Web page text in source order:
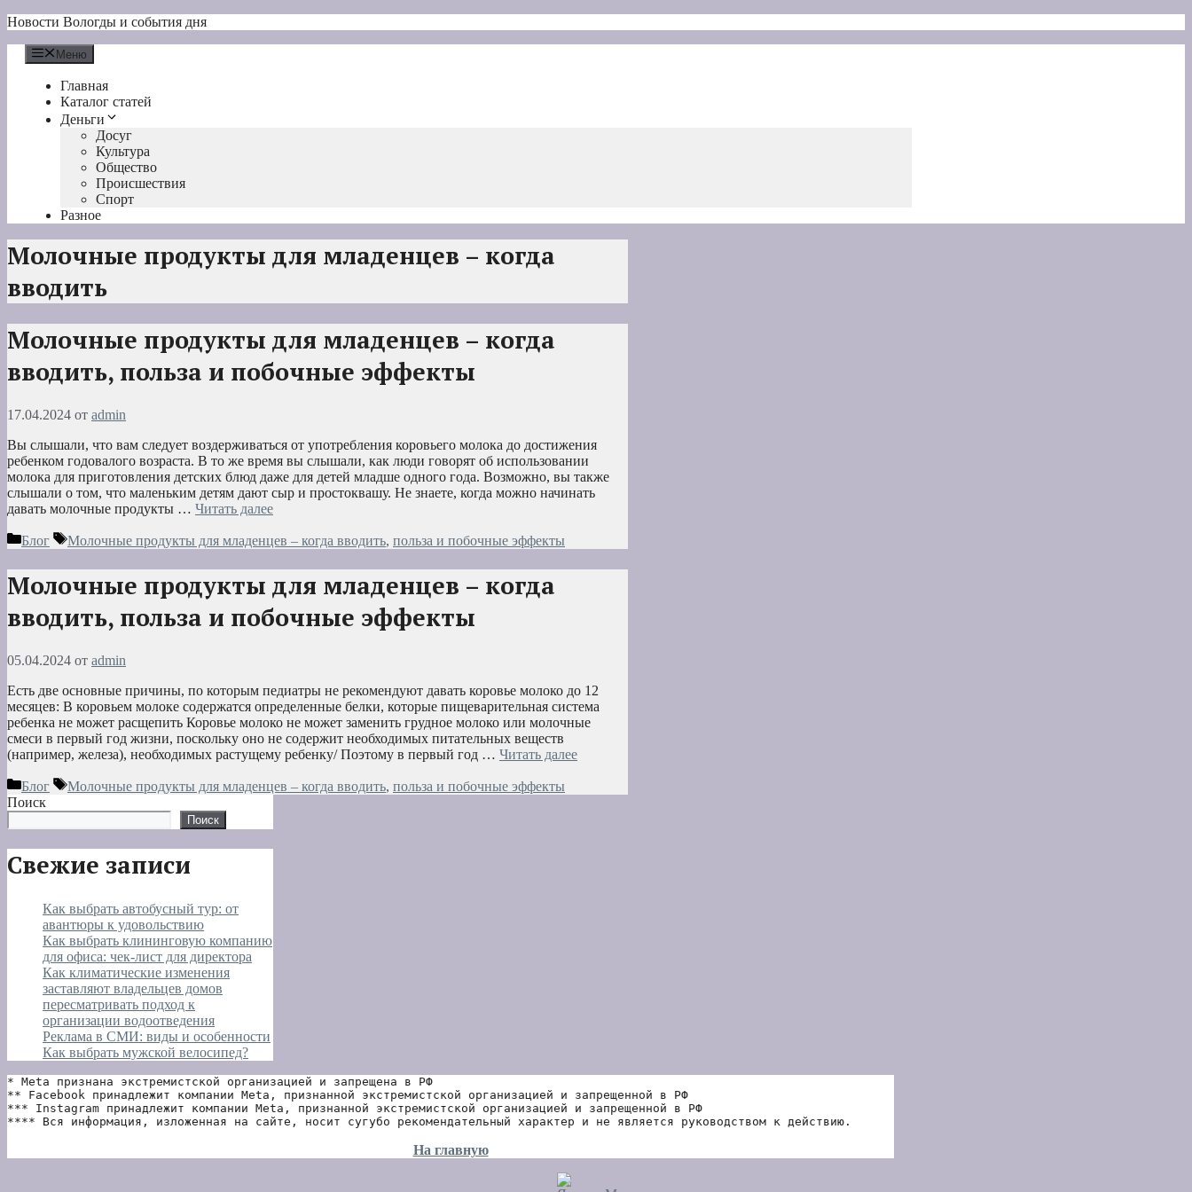
Перейти
содержимому
Новости Вологды и события дня
Меню
Главная
Каталог статей
Деньги
Досуг
Культура
Общество
Происшествия
Спорт
Разное
Молочные продукты для младенцев – когда
вводить
Молочные продукты для младенцев – когда
вводить, польза и побочные эффекты
17.04.2024 от admin
Вы слышали, что вам следует воздерживаться от употребления коровьего молока до достижения
ребенком годовалого возраста. В то же время вы слышали, как люди говорят об использовании
молока для приготовления детских блюд даже для детей младше одного года. Возможно, вы также
слышали о том, что маленьким детям дают сыр и простоквашу. Не знаете, когда можно начинать
давать молочные продукты … Читать далее
Рубрики
Блог Метки
Молочные продукты для младенцев – когда вводить, польза и побочные эффекты
Молочные продукты для младенцев – когда
вводить, польза и побочные эффекты
05.04.2024 от admin
Есть две основные причины, по которым педиатры не рекомендуют давать коровье молоко до 12
месяцев: В коровьем молоке содержатся определенные белки, которые пищеварительная система
ребенка не может расщепить Коровье молоко не может заменить грудное молоко или молочные
смеси в первый год жизни, поскольку оно не содержит необходимых питательных веществ
(например, железа), необходимых растущему ребенку/ Поэтому в первый год … Читать далее
Рубрики
Блог Метки
Молочные продукты для младенцев – когда вводить, польза и побочные эффекты
Поиск
Поиск
Свежие записи
Как выбрать автобусный тур: от
авантюры к удовольствию
Как выбрать клининговую компанию
для офиса: чек-лист для директора
Как климатические изменения
заставляют владельцев домов
пересматривать подход к
организации водоотведения
Реклама в СМИ: виды и особенности
Как выбрать мужской велосипед?
* Meta признана экстремистской организацией и запрещена в РФ
** Facebook принадлежит компании Meta, признанной экстремистской организацией и запрещенной в РФ
*** Instagram принадлежит компании Meta, признанной экстремистской организацией и запрещенной в РФ
**** Вся информация, изложенная на сайте, носит сугубо рекомендательный характер и не является руководством к действию.
На главную